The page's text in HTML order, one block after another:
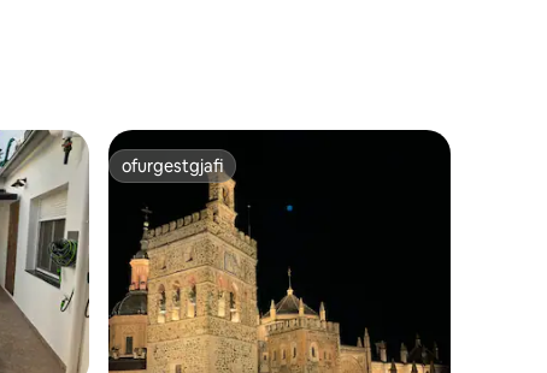
ofurgestgjafi
ofurgestgjafi